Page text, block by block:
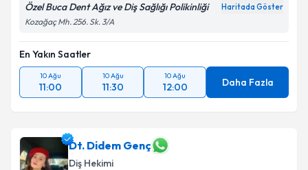
Özel Buca Dent Ağız ve Diş Sağlığı Polikinliği Haritada Göster
Kozağaç Mh. 256. Sk. 3/A
En Yakın Saatler
10 Ağu
11:00
10 Ağu
11:30
10 Ağu
12:00 Daha Fazla
Dt. Didem Genç
Diş Hekimi